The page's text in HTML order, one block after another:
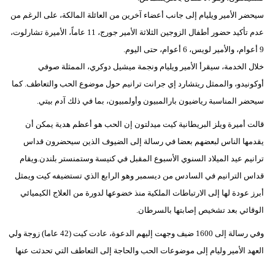
سيحضر الأمير ويليام إلى جانب أعضاء آخرين من العائلة المالكة، على الرغم من
عدم تأكيد حضور أطفال الزوجين الثلاثة الأمير جورج، 11 عاماً، الأميرة تشارلوت،
9 أعوام، والأمير لويس، 6 أعوام، حتى اليوم.
خلال الخدمة، سيقرأ الأمير ويليام ونجمة ميشيل دوكري، الممثلة صوفي
أوكونيدو، والممثل ريتشارد إي جرانت ترانيم حول موضوع الحب والتعاطف. كما
سيحضر المناسبة رياضيون بارالمبيون وأولمبيون، بما في ذلك آدم بيتي.
قالت أميرة ويلز البريطانية كيت ميدلتون إن الحب هو أعظم هدية يمكن أن
يقدمها الناس لبعضهم بعضا في رسالة إلى الضيوف الذين سيحضرون قداس
ترانيم عيد الميلاد السنوي الأسبوع المقبل في كنيسة وستمنستر بلندن.ويقام
قداس الترانيم في السادس من ديسمبر وهو الرابع الذي تستضيفه كيت ويمثل
أبرز عودة لها إلى الارتباطات الملكية منذ خضوعها لدورة من العلاج الكيميائي
الوقائي بعد تشخيص إصابتها بالسرطان.
وفي رسالة إلى 1600 ضيف وجهت إليهم الدعوة، عادت كيت (42 عاما) زوجة ولي
العهد الأمير وليام إلى موضوعات الحب والحاجة إلى التعاطف التي تحدثت عنها